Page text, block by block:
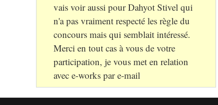
vais voir aussi pour Dahyot Stivel qui
n'a pas vraiment respecté les règle du
concours mais qui semblait intéressé.
Merci en tout cas à vous de votre
participation, je vous met en relation
avec e-works par e-mail